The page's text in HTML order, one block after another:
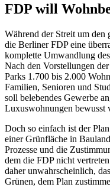
FDP will
Während der Streit um den
die Berliner FDP eine
komplette Umwandlung
Nach den Vorstellungen
Parks 1.700 bis 2.000
Familien, Senioren und
soll belebendes Gewerbe
Luxuswohnungen bewusst
Doch so einfach ist der
einer Grünfläche in
Prozesse und die
dem die FDP nicht
daher unwahrscheinlich,
Grünen, dem Plan